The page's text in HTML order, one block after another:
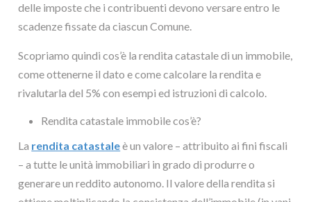
delle imposte che i contribuenti devono versare entro le
scadenze fissate da ciascun Comune.
Scopriamo quindi cos’è la rendita catastale di un immobile,
come ottenerne il dato e come calcolare la rendita e
rivalutarla del 5% con esempi ed istruzioni di calcolo.
Rendita catastale immobile cos’è?
La rendita catastaleè un valore – attribuito ai fini fiscali
– a tutte le unità immobiliari in grado di produrre o
generare un reddito autonomo. Il valore della rendita si